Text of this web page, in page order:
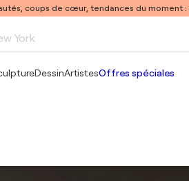
coups de cœur, tendances du moment :
York
DessinArtistesOffres spéciales